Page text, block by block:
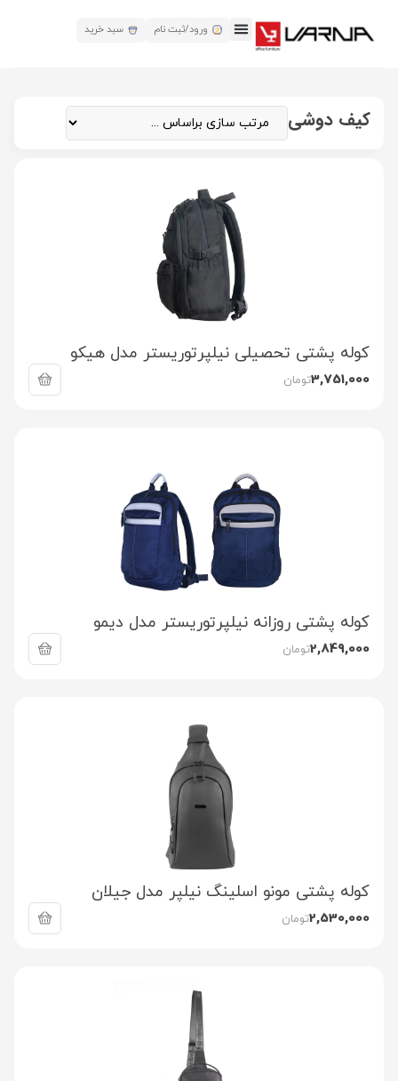
ورود/ثبت نام سبد خرید
کیف دوشی
کوله پشتی تحصیلی نیلپرتوریستر مدل هیکو
3,751,000تومان
کوله پشتی روزانه نیلپرتوریستر مدل دیمو
2,849,000تومان
کوله پشتی مونو اسلینگ نیلپر مدل جیلان
2,530,000تومان